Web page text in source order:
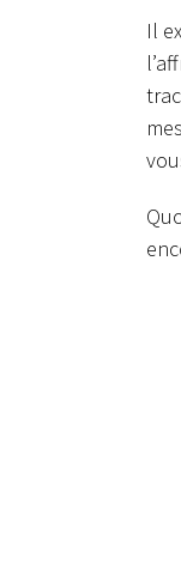
Il